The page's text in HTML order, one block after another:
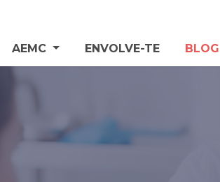
AEMC ENVOLVE-TE BLOG